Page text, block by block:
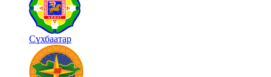
Сүхбаатар